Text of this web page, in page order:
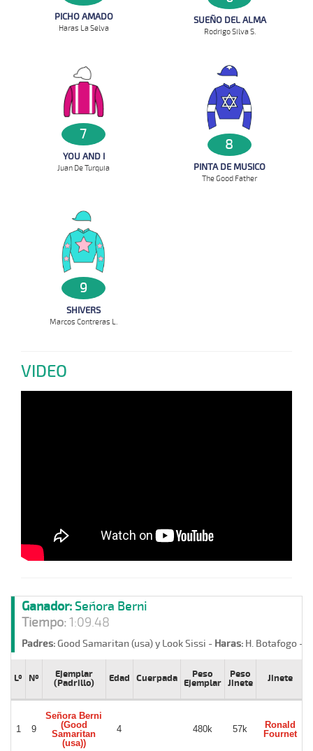
PICHO AMADO
Haras La Selva
SUEÑO DEL ALMA
Rodrigo Silva S.
7
YOU AND I
Juan De Turquia
8
PINTA DE MUSICO
The Good Father
9
SHIVERS
Marcos Contreras L.
VIDEO
Ganador: Señora Berni
Tiempo:1:09.48
Padres:Good Samaritan (usa) y Look Sissi - Haras: H. Botafogo -
Lº Nº
Ejemplar
(Padrillo)
Edad Cuerpada
Peso
Ejemplar
Peso
Jinete
Jinete
1 9
Señora Berni
(Good
Samaritan
(usa))
4 480k 57k
Ronald
Fournet